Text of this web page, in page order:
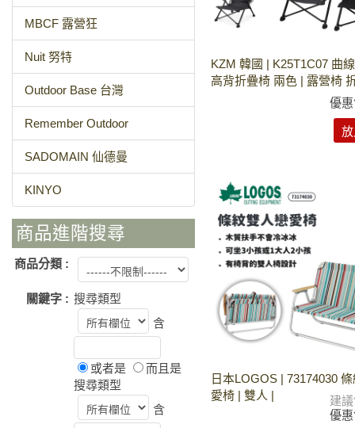
MBCF 露營狂
Nuit 努特
Outdoor Base 台灣
Remember Outdoor
SADOMAIN 仙德曼
KINYO
商品進階搜尋
商品分類 :
關鍵字 : 搜尋類型
含
或者是
而且是
搜尋類型
含
KZM 韓國 | K25T1C07 曲
高背折疊椅 兩色 | 露營椅
優
日本LOGOS | 73174030
愛椅 | 雙人 |
建
優